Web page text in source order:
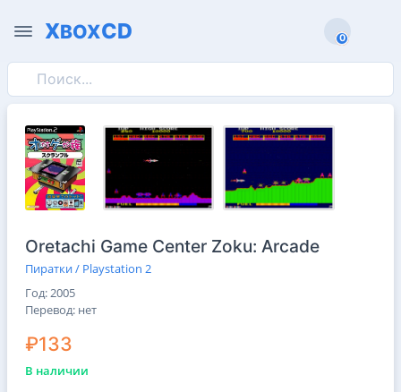
XBOXCD 0
0
Oretachi Game Center Zoku: Arcade
Пиратки / Playstation 2
Год: 2005
Перевод: нет
₽133
В наличии